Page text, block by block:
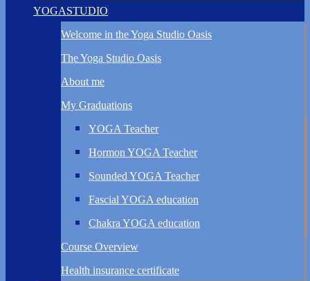
YOGASTUDIO
Welcome in the Yoga Studio Oasis
The Yoga Studio Oasis
About me
My Graduations
YOGA Teacher
Hormon YOGA Teacher
Sounded YOGA Teacher
Fascial YOGA education
Chakra YOGA education
Course Overview
Health insurance certificate